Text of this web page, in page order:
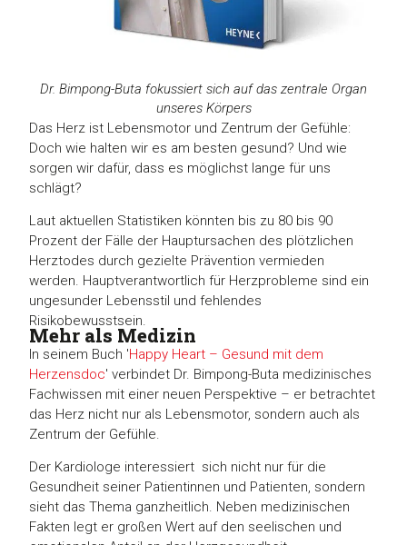
Dr. Bimpong-Buta fokussiert sich auf das zentrale Organ
unseres Körpers
Das Herz ist Lebensmotor und Zentrum der Gefühle:
Doch wie halten wir es am besten gesund? Und wie
sorgen wir dafür, dass es möglichst lange für uns
schlägt?
Laut aktuellen Statistiken könnten bis zu 80 bis 90
Prozent der Fälle der Hauptursachen des plötzlichen
Herztodes durch gezielte Prävention vermieden
werden. Hauptverantwortlich für Herzprobleme sind ein
ungesunder Lebensstil und fehlendes
Risikobewusstsein.
Mehr als Medizin
In seinem Buch 'Happy Heart – Gesund mit dem
Herzensdoc' verbindet Dr. Bimpong-Buta medizinisches
Fachwissen mit einer neuen Perspektive – er betrachtet
das Herz nicht nur als Lebensmotor, sondern auch als
Zentrum der Gefühle.
Der Kardiologe interessiert sich nicht nur für die
Gesundheit seiner Patientinnen und Patienten, sondern
sieht das Thema ganzheitlich. Neben medizinischen
Fakten legt er großen Wert auf den seelischen und